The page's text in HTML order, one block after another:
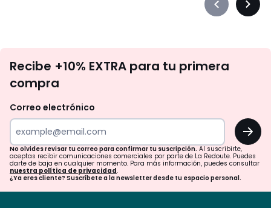
Précédent
te
tu
para
confirmar
tu
suscripción.
Recibe +10% EXTRA para tu primera
compra
Correo electrónico
OK
No olvides revisar tu correo para confirmar tu suscripción. Al suscribirte,
aceptas recibir comunicaciones comerciales por parte de La Redoute. Puedes
darte de baja en cualquier momento. Para más información, puedes consultar
nuestra política de privacidad.
¿Ya eres cliente? Suscríbete a la newsletter desde tu espacio personal.